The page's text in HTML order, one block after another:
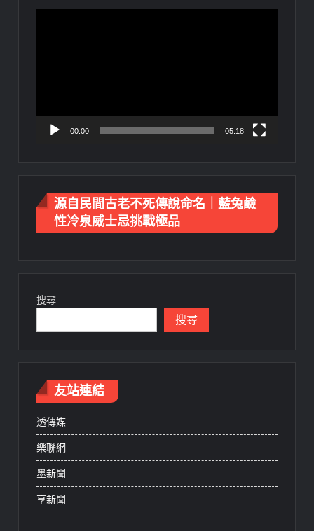
00:00 05:18
源自民間古老不死傳說命名｜藍兔鹼
性冷泉威士忌挑戰極品
搜尋
搜尋
友站連結
透傳媒
樂聯網
墨新聞
享新聞